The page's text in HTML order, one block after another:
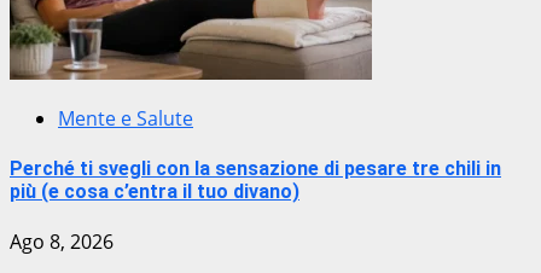
Mente e Salute
Perché ti svegli con la sensazione di pesare tre chili in
più (e cosa c’entra il tuo divano)
Ago 8, 2026